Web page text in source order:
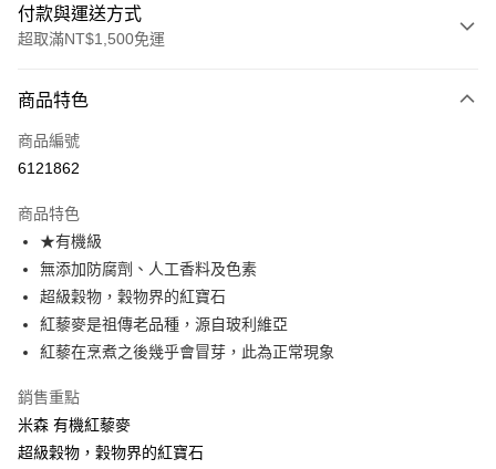
付款與運送方式
超取滿NT$1,500免運
信用卡一次付款
LINE Pay
悠遊付
Google Pay
全盈+PAY
ATM付款
7-11取貨(5kg以內，尺寸不超過90cm)
商品特色
商品編號
6121862
商品特色
★有機級
無添加防腐劑、人工香料及色素
超級穀物，穀物界的紅寶石
紅藜麥是祖傳老品種，源自玻利維亞
紅藜在烹煮之後幾乎會冒芽，此為正常現象
銷售重點
米森 有機紅藜麥
超級穀物，穀物界的紅寶石